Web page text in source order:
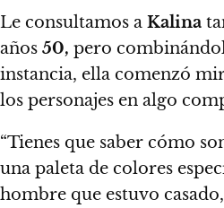
Le consultamos a Kalina
años 50, pero
instancia, ella comenzó
los personajes en algo
“Tienes que saber cómo
una paleta de colores
hombre que estuvo